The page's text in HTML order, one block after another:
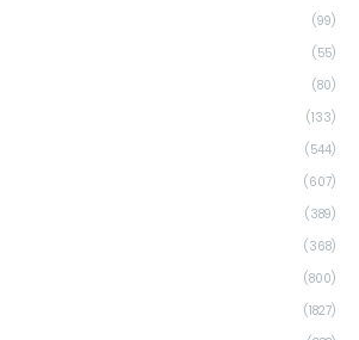
(99)
(55)
(80)
(133)
(544)
(607)
(389)
(368)
(800)
(1827)